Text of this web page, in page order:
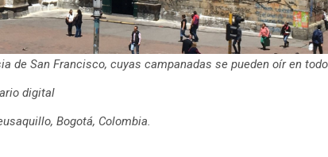
de San Francisco, cuyas campanadas se pueden oír en
digital
Bogotá, Colombia.